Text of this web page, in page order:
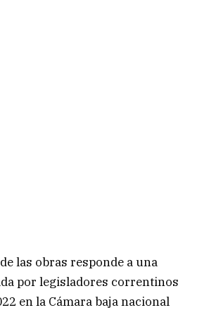
las obras responde a una
por legisladores correntinos
en la Cámara baja nacional